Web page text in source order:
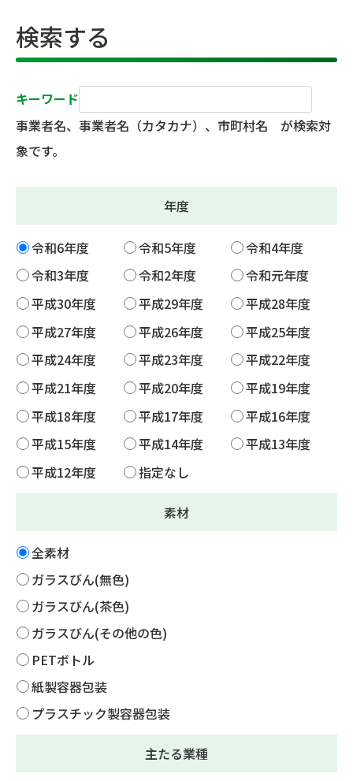
検索する
キーワード
事業者名、事業者名（カタカナ）、市町村名 が検索対
象です。
年度
令和6年度 令和5年度
令和4年度
令和3年度
令和2年度
令和元年度
平成30年度
平成29年度
平成28年度
平成27年度
平成26年度
平成25年度
平成24年度
平成23年度
平成22年度
平成21年度
平成20年度
平成19年度
平成18年度
平成17年度
平成16年度
平成15年度
平成14年度
平成13年度
平成12年度
指定なし
素材
全素材
ガラスびん(無色)
ガラスびん(茶色)
ガラスびん(その他の色)
PETボトル
紙製容器包装
プラスチック製容器包装
主たる業種